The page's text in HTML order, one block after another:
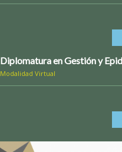
Diplomatura en Gestión y
Modalidad Virtual